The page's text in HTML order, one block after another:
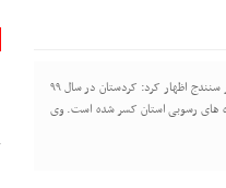
به گزارش نوای آبیدر ، حجت الاسلام والمسلمین حسینی روز یکشنبه در جلسه شورای اداری استان کردستان در سنندج اظهار کرد: کردستان در سال ۹۹
ماه اخیر ۳۱ هزار پرونده از موجودی پرونده های رسوبی استان کسر شده است. وی